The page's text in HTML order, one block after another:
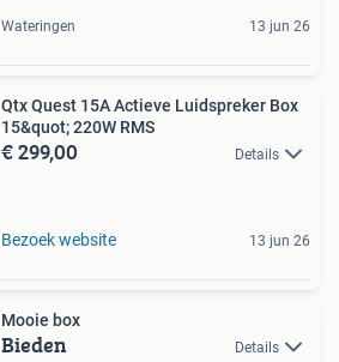
Wateringen 13 jun 26
Qtx Quest 15A Actieve Luidspreker Box
15&quot; 220W RMS
€ 299,00 Details
Bezoek website 13 jun 26
Mooie box
Bieden Details